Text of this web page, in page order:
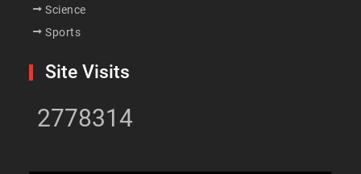
Science
Sports
Site Visits
2778314